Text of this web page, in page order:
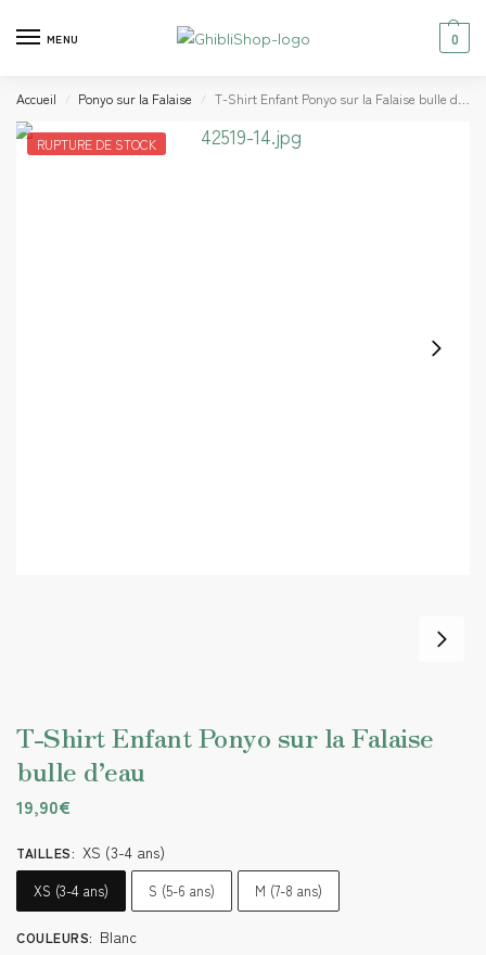
MENU 0
Accueil / Ponyo sur la Falaise / T-Shirt Enfant Ponyo sur la Falaise bulle d’eau
RUPTURE DE STOCK
T-Shirt Enfant Ponyo sur la Falaise
bulle d’eau
19,90€
TAILLES: XS (3-4 ans)
XS (3-4 ans) S (5-6 ans) M (7-8 ans)
COULEURS: Blanc